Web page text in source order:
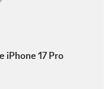
iPhone 17 Pro